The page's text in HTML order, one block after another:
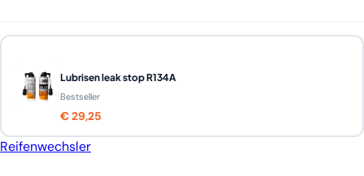
Lubrisen leak stop R134A
Bestseller
€ 29,25
Reifenwechsler